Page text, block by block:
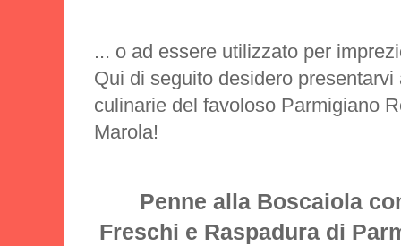
... o ad essere utilizzato per
Qui di seguito desidero
culinarie del favoloso Parmigiano
Marola!
Penne alla Boscaiola
Freschi e Raspadura di